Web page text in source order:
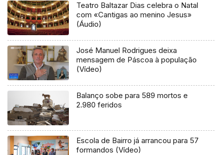
Teatro Baltazar Dias celebra o Natal
com «Cantigas ao menino Jesus»
(Áudio)
José Manuel Rodrigues deixa
mensagem de Páscoa à população
(Vídeo)
Balanço sobe para 589 mortos e
2.980 feridos
Escola de Bairro já arrancou para 57
formandos (Vídeo)